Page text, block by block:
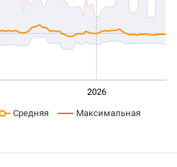
2026
Средняя Максимальная